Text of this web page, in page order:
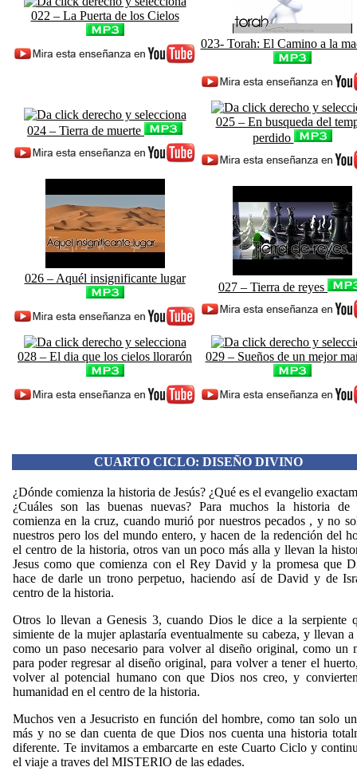
022 – La Puerta de los Cielos
023- Torah: El Camino a la
024 – Tierra de muerte
025 – En busqueda del
perdido
026 – Aquél insignificante lugar
027 – Tierra de reyes
028 – El dia que los cielos llorarón 029 – Sueños de un mejor
CUARTO CICLO: DISEÑO DIVINO
¿Dónde comienza la historia de Jesús? ¿Qué es el evangelio
¿Cuáles son las buenas nuevas? Para muchos la historia de
comienza en la cruz, cuando murió por nuestros pecados , y no
nuestros pero los del mundo entero, y hacen de la redención del
el centro de la historia, otros van un poco más alla y llevan la
Jesus como que comienza con el Rey David y la promesa que
hace de darle un trono perpetuo, haciendo así de David y de
centro de la historia.
Otros lo llevan a Genesis 3, cuando Dios le dice a la serpiente
simiente de la mujer aplastaría eventualmente su cabeza, y llevan a
como un paso necesario para volver al diseño original, como un
para poder regresar al diseño original, para volver a tener el
volver al potencial humano con que Dios nos creo, y
humanidad en el centro de la historia.
Muchos ven a Jesucristo en función del hombre, como tan solo
más y no se dan cuenta de que Dios nos cuenta una historia
diferente. Te invitamos a embarcarte en este Cuarto Ciclo y
el viaje a traves del MISTERIO de las edades.